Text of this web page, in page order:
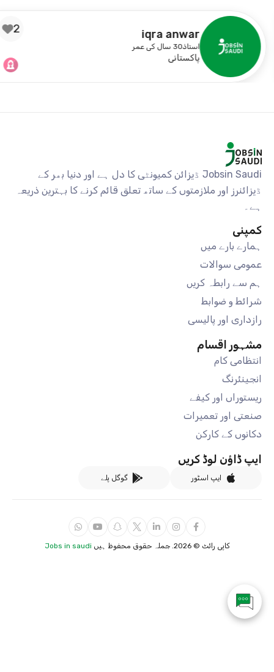
iqra anwar
استاذ30 سال کی عمر
پاکستانی
Jobsin Saudi ڈیزائن کمیونٹی کا دل ہے اور دنیا بھر کے
ڈیزائنرز اور ملازمتوں کے ساتھ تعلق قائم کرنے کا بہترین ذریعہ
ہے۔
کمپنی
ہمارے بارے میں
عمومی سوالات
ہم سے رابطہ کریں
شرائط و ضوابط
رازداری اور پالیسی
مشہور اقسام
انتظامی کام
انجینئرنگ
ریستوراں اور کیفے
صنعتی اور تعمیرات
دکانوں کے کارکن
ایپ ڈاؤن لوڈ کریں
ایپ اسٹور گوگل پلے
کاپی رائٹ ©2026. جملہ حقوق محفوظ ہیں Jobs in saudi